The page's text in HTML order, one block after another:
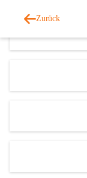
Zurück